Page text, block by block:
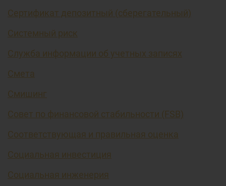
Сертификат депозитный (сберегательный)
Системный риск
Служба информации об учетных записях
Смета
Смишинг
Совет по финансовой стабильности (FSB)
Соответствующая и правильная оценка
Социальная инвестиция
Социальная инженерия